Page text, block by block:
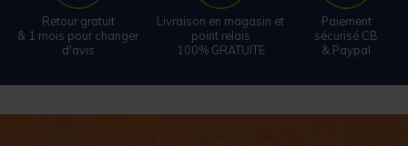
Retour gratuit
& 1 mois pour changer
d'avis
Livraison en magasin et
point relais
100% GRATUITE
Paiement
sécurisé CB
& Paypal